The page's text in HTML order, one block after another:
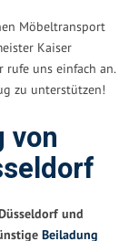
Möbeltransport
Kaiser
uns einfach an.
zu unterstützen!
von
und
Beiladung